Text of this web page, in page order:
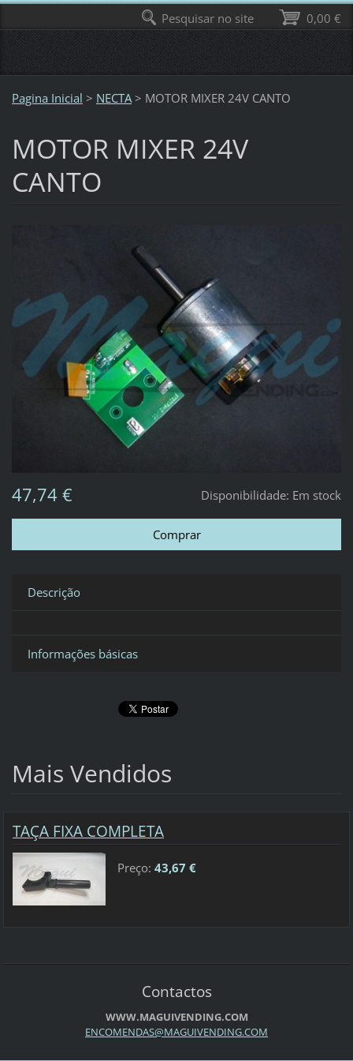
Pagina Inicial > NECTA > MOTOR MIXER 24V CANTO
MOTOR MIXER 24V
CANTO
Disponibilidade: Em stock
47,74 €
Descrição
Informações básicas
Mais Vendidos
TAÇA FIXA COMPLETA
Preço: 43,67 €
Contactos
WWW.MAGUIVENDING.COM
ENCOMENDAS@MAGUIVENDING.COM
0,00 €
Pesquisar no site